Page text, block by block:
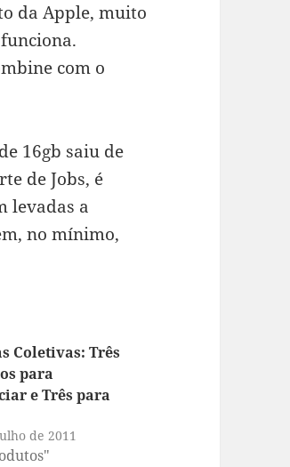
da Apple, muito
com o
16gb saiu de
de Jobs, é
levadas a
no mínimo,
Coletivas: Três
para
e Três para
de 2011